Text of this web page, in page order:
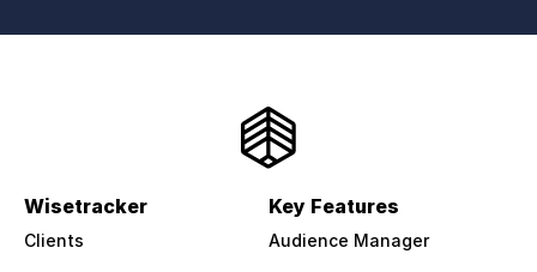
Wisetracker
Clients
Key Features
Audience Manager